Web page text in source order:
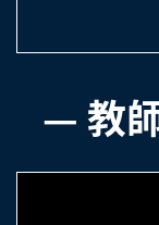
— 教